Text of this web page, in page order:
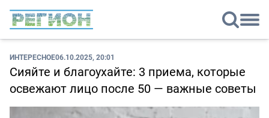
ИНТЕРЕСНОЕ06.10.2025, 20:01
Сияйте и благоухайте: 3 приема, которые
освежают лицо после 50 — важные советы